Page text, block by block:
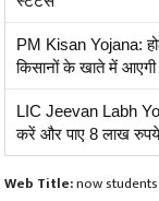
PM Kisan Yojana:
किसानों के खाते में
LIC Jeevan Labh
करें और पाए 8 लाख
Web Title:now